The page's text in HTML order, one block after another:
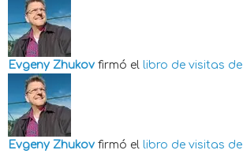
Evgeny Zhukov firmó el libro de visitas de
Evgeny Zhukov firmó el libro de visitas de